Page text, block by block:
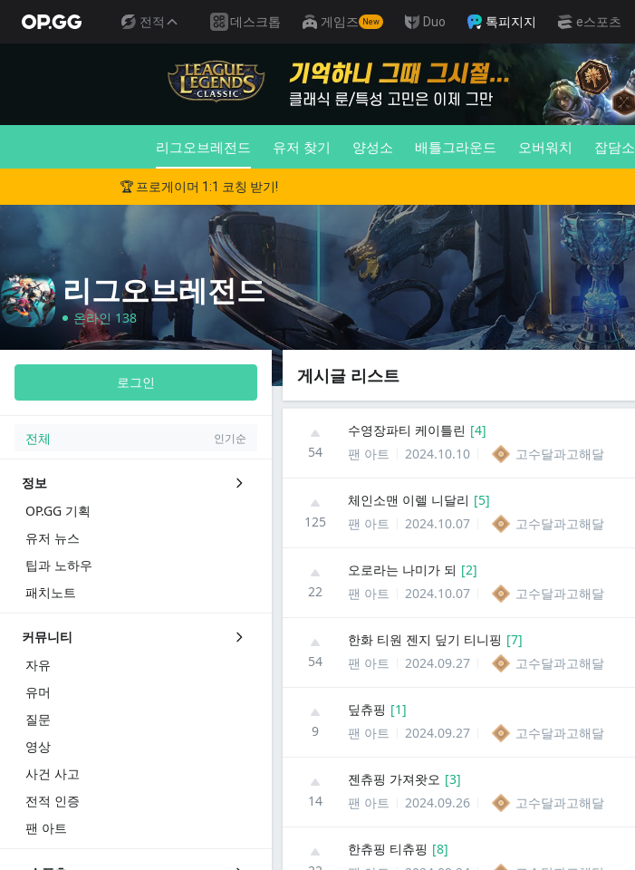
전적 데스크톱 게임즈 New Duo 톡피지지 e스포츠
리그오브레전드 유저 찾기 양성소 배틀그라운드 오버워치 잡담소
🏆 프로게이머 1:1 코칭 받기!
리그오브레전드
온라인 138
로그인
전체 인기순
정보
OP.GG 기획
유저 뉴스
팁과 노하우
패치노트
커뮤니티
자유
유머
질문
영상
사건 사고
전적 인증
팬 아트
게시글 리스트
54
수영장파티 케이틀린 [4]
팬 아트
2024.10.10 고수달과고해달
125
체인소맨 이렐 니달리 [5]
팬 아트
2024.10.07 고수달과고해달
22
오로라는 나미가 되 [2]
팬 아트
2024.10.07 고수달과고해달
54
한화 티원 젠지 딮기 티니핑 [7]
팬 아트
2024.09.27 고수달과고해달
9
딮츄핑 [1]
팬 아트
2024.09.27 고수달과고해달
14
젠츄핑 가져왓오 [3]
팬 아트
2024.09.26 고수달과고해달
한츄핑 티츄핑 [8]